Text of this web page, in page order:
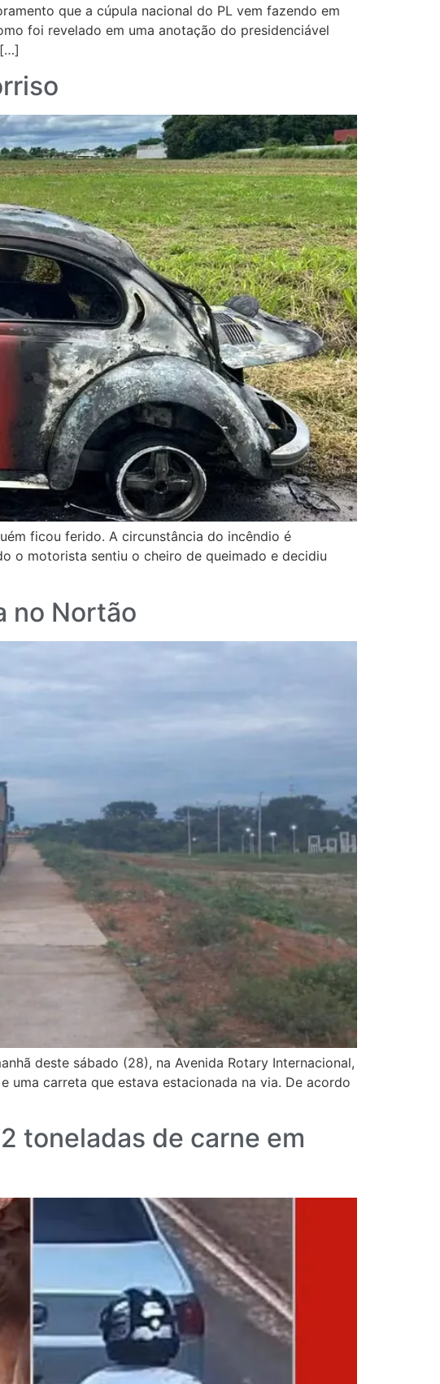
que a cúpula nacional do PL vem fazendo em
foi revelado em uma anotação do presidenciável
ficou ferido. A circunstância do incêndio é
o motorista sentiu o cheiro de queimado e decidiu
no Nortão
deste sábado (28), na Avenida Rotary Internacional,
uma carreta que estava estacionada na via. De acordo
toneladas de carne em